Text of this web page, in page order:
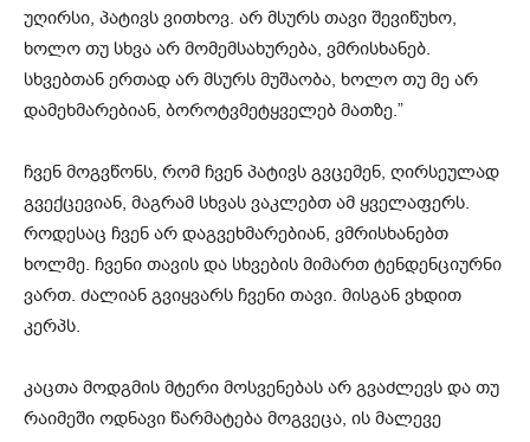
უღირსი, პატივს ვითხოვ. არ მსურს თავი შევიწუხო,
ხოლო თუ სხვა არ მომემსახურება, ვმრისხანებ.
სხვებთან ერთად არ მსურს მუშაობა, ხოლო თუ მე არ
დამეხმარებიან, ბოროტვმეტყველებ მათზე.”
ჩვენ მოგვწონს, რომ ჩვენ პატივს გვცემენ, ღირსეულად
გვექცევიან, მაგრამ სხვას ვაკლებთ ამ ყველაფერს.
როდესაც ჩვენ არ დაგვეხმარებიან, ვმრისხანებთ
ხოლმე. ჩვენი თავის და სხვების მიმართ ტენდენციურნი
ვართ. ძალიან გვიყვარს ჩვენი თავი. მისგან ვხდით
კერპს.
კაცთა მოდგმის მტერი მოსვენებას არ გვაძლევს და თუ
რაიმეში ოდნავი წარმატება მოგვეცა, ის მალევე